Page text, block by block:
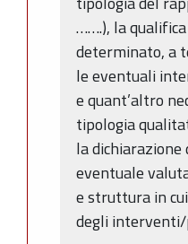
…….), la
determinato, a
le eventuali
e quant’altro
tipologia
la
eventuale
e struttura in
degli